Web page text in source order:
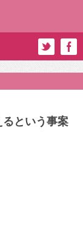
という事案